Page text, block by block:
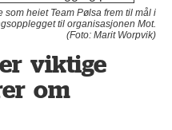
som heiet Team Pølsa frem til mål i
til organisasjonen Mot.
(Foto: Marit Worpvik)
viktige
om